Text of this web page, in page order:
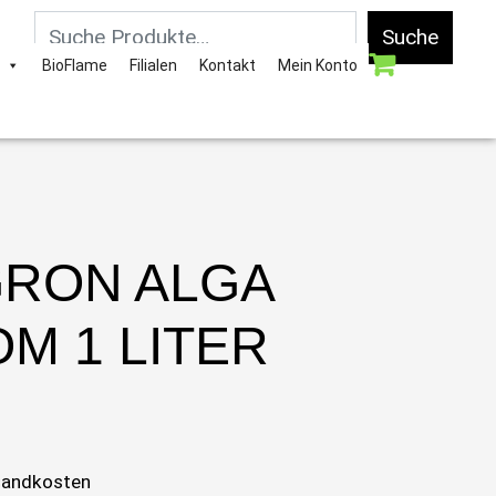
Suche
BioFlame Filialen Kontakt Mein Konto
ALGA
1 LITER